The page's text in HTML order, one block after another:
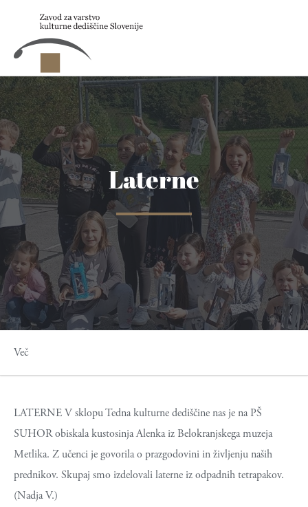
Skip to main content
Laterne
Več
LATERNE V sklopu Tedna kulturne dediščine nas je na PŠ
SUHOR obiskala kustosinja Alenka iz Belokranjskega muzeja
Metlika. Z učenci je govorila o prazgodovini in življenju naših
prednikov. Skupaj smo izdelovali laterne iz odpadnih tetrapakov.
(Nadja V.)